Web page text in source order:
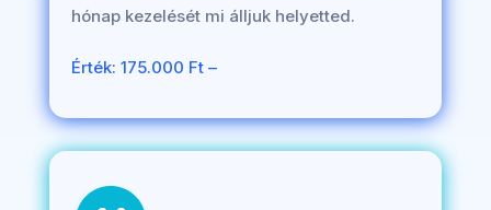
hónap kezelését mi álljuk helyetted.
Érték: 175.000 Ft –